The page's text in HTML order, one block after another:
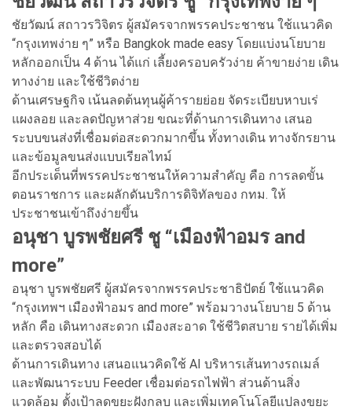
ชัยวัฒน์ สถาวรวิจิตร ผู้สมัครจากพรรคประชาชน ใช้แนวคิด
“กรุงเทพง่าย ๆ” หรือ Bangkok made easy โดยแบ่งนโยบาย
หลักออกเป็น 4 ด้าน ได้แก่ เลี้ยงครอบครัวง่าย ค้าขายง่าย เดิน
ทางง่าย และใช้ชีวิตง่าย
ด้านเศรษฐกิจ เน้นลดต้นทุนผู้ค้ารายย่อย จัดระเบียบหาบเร่
แผงลอย และลดปัญหาส่วย ขณะที่ด้านการเดินทาง เสนอ
ระบบขนส่งที่เชื่อมต่อสะดวกมากขึ้น ทั้งทางเดิน ทางจักรยาน
และข้อมูลขนส่งแบบเรียลไทม์
อีกประเด็นที่พรรคประชาชนให้ความสำคัญ คือ การลดขั้น
ตอนราชการ และผลักดันบริการดิจิทัลของ กทม. ให้
ประชาชนเข้าถึงง่ายขึ้น
อนุชา บูรพชัยศรี ชู “เมืองฟ้าอมร and
more”
อนุชา บูรพชัยศรี ผู้สมัครจากพรรคประชาธิปัตย์ ใช้แนวคิด
“กรุงเทพฯ เมืองฟ้าอมร and more” พร้อมวางนโยบาย 5 ด้าน
หลัก คือ เดินทางสะดวก เมืองสะอาด ใช้ชีวิตสบาย รายได้เพิ่ม
และตรวจสอบได้
ด้านการเดินทาง เสนอแนวคิดใช้ AI บริหารเส้นทางรถเมล์
และพัฒนาระบบ Feeder เชื่อมต่อรถไฟฟ้า ส่วนด้านสิ่ง
แวดล้อม ตั้งเป้าลดขยะฝังกลบ และเพิ่มเทคโนโลยีแปลงขยะ